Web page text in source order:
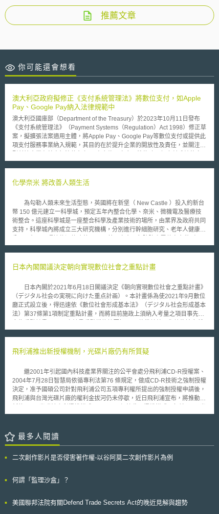
推薦文章
你可能還會想看
澳大利亞政府擬修正《支付系統管理法》將數位支付，如Apple
Pay、Google Pay納入法律規範中
澳大利亞國庫部（Department of the Treasury）於2023年10月11日發布
《支付系統管理法》（Payment Systems（Regulation）Act 1998）修正草
案，擬擴張法案適用主體，將Apple Pay、Google Pay等數位支付或提供此
項支付服務事業納入規範，其目的在於提升企業的開放性及責任，並關注大
義及適用主體，擴大至提供支付服務平臺企業，將被視為金融機構受到拘
RBA）監管數位支付平臺。修正草案內容整理如下： 1.重新定義「支付系
納入非貨幣（non-monetary，如數位貨幣）及提供便利支付服務的支付平
臺系統。 2.擴大「參與者」定義。現行法規中參與者僅包含管理、運作支付
系統的企業，草案則擴張至與支付價值鏈（payments value chain）具直接
或非直接相關連之所有企業。 3.現行規範中，僅RBA在可能涉及使用者財務
安全及公共利益（下述）考量時，有指定支付系統的職權，並有權監管該支
引、對相關爭議問題進行仲裁等。修法後國庫部部長（Minister）將擁有相
爭性，且不會導致金融體系風險增加。 4.提高法案中刑事處罰的罰金金額。
準或指引行事，RBA會提出要求企業為特定行為或不行為之指示，仍未依循
可能會科處澳幣5,500元的罰金（約臺幣11萬3千元），修法後將提高至2
倍，惟罰金之處罰權最終仍須法院審判決定。 我國針對電子支付產業有電
子支付機構管理條例、金融消費者保護法規範，並要求第三方支付服務業者
落實洗錢防制法規定，避免淪為洗錢或地下匯兌工具，未來可持續觀察澳大
利亞及其他國家對於支付平臺議題之討論及發展趨勢，作為我國評估相應治
化學奈米 將改善人類生活
為勾勒人類未來生活型態，英國將在新堡（ New Castle ）投入約新台
幣 150 億元建立一科學城，預定五年內整合化學、奈米、微機電及醫療技
術整合。這座科學城是一座整合科學及產業技術的場所，由業界及政府共同
支持，科學城內將成立三大研究機構，分別進行幹細胞研究、老年人健康、
Raymond Oliver F.R.Eng ）是這座科學城的主要規劃人，他指出，人類生
品的普及，三是智慧型生活空間的出現，四是再生能源出現。面對這四大現
品質；二是利用化學來創造更自然的智慧型生活空間。 以醫療生活品
質而言，化學可以進一步和幹細胞研究結合，並透過奈米技術發展出奈米級
醫療電子產品，包括影像攝影取代藥物的人體臨床實驗，或是透過紅外線體
外照射，讓硫化鎘等化學藥物能在體內直接殺死癌細胞 ； 在奈米材料方
面，雷蒙指出，已有廠商研究出適合老人駕駛的汽車，這類汽車從空調、氣
日本內閣閣議決定朝向實現數位社會之重點計畫
日本內閣於2021年6月18日閣議決定《朝向實現數位社會之重點計畫》
（デジタル社会の実現に向けた重点計画）。本計畫係為使2021年9月數位
廳正式設立後，得迅速依《數位社會形成基本法》（デジタル社会形成基本
法）第37條第1項制定重點計畫，而將目前施政上須納入考量之項目事先制
需之共同功能，包含普及My Number Card、推動利用My Number，與Gov-
面，實現以國民為對象之服務。 推動《綜合資料戰略》（包括的データ戦
機關。 為活用新技術進行籌措，並推動制度改革。 確保網路可及性（アク
セシビリティ），減少數位落差。 確保網路安全與個人資料保護，防範使
用資通訊技術之犯罪行為。 推動普及高度資通訊環境，與高效能運算之研
究開發及測試實驗。 定期召開數位社會推動會議幹事會（デジタル社会推
進会議幹事会（仮称），此為暫定），檢驗政策實施狀況。
飛利浦推出新授權機制，光碟片廠仍有所質疑
繼2001年引起國內科技產業界關注的公平會處分飛利浦CD-R授權案、
2004年7月28日智慧局依循專利法第76 條規定，做成CD-R技術之強制授權
決定，准予國碩公司針對飛利浦公司五項專利權所提出的強制授權申請後，
飛利浦與台灣光碟片廠的權利金拔河仍未停歇，近日飛利浦宣布，將推動全
碟片的授權金降幅高達44%。 飛利浦認為Veeza有助於恢復產業競爭的
因飛利浦在印度沒有專利權保護，當地生產的光碟片出貨並不用繳納權利
金。另外大陸業者也不按照規定繳交權利金，故即使調降權利金，我國廠商
大陸廠商競爭，市場公平競爭性反而降低，故截至目前為止，並沒有任何一
最多人閱讀
二次創作影片是否侵害著作權-以谷阿莫二次創作影片為例
何謂「監理沙盒」？
美國聯邦法院有關Defend Trade Secrets Act的晚近見解與趨勢